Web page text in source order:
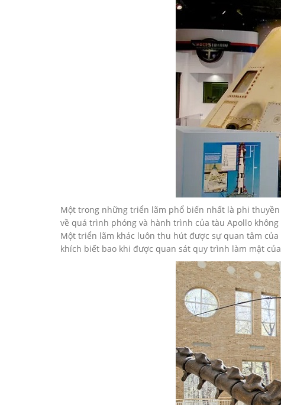
Một trong những triển lãm phổ biến nhất là phi
về quá trình phóng và hành trình của tàu Apollo
Một triển lãm khác luôn thu hút được sự quan tâm
khích biết bao khi được quan sát quy trình làm mật